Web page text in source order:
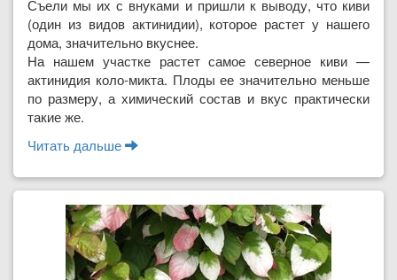
Съели мы их с внуками и пришли к выводу, что киви
(один из видов актинидии), которое растет у нашего
дома, значительно вкуснее.
На нашем участке растет самое северное киви —
актинидия коло-микта. Плоды ее значительно меньше
по размеру, а химический состав и вкус практически
такие же.
Читать дальше